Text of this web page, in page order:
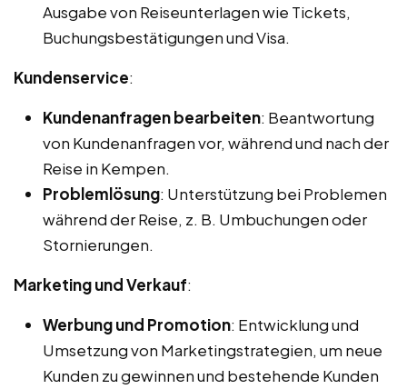
Ausgabe von Reiseunterlagen wie Tickets,
Buchungsbestätigungen und Visa.
Kundenservice:
Kundenanfragen bearbeiten: Beantwortung
von Kundenanfragen vor, während und nach der
Reise in Kempen.
Problemlösung: Unterstützung bei Problemen
während der Reise, z. B. Umbuchungen oder
Stornierungen.
Marketing und Verkauf:
Werbung und Promotion: Entwicklung und
Umsetzung von Marketingstrategien, um neue
Kunden zu gewinnen und bestehende Kunden